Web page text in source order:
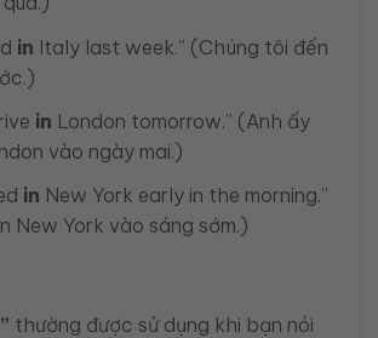
in Italy last week.” (Chúng tôi đến
in London tomorrow.” (Anh ấy
vào ngày mai.)
in New York early in the morning.”
New York vào sáng sớm.)
thường được sử dụng khi bạn nói